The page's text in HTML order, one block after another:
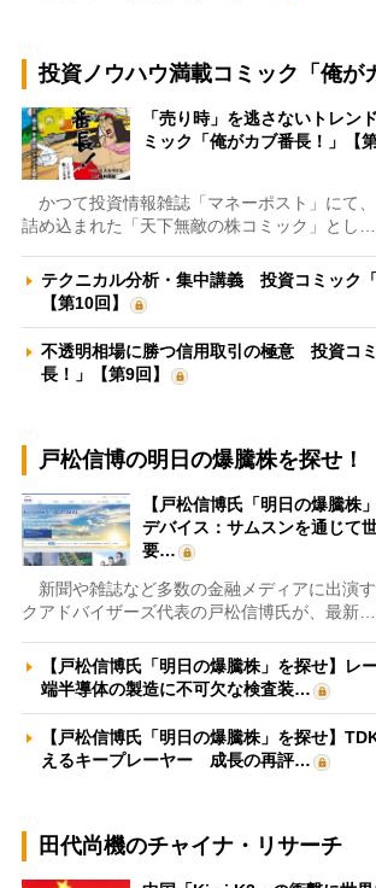
投資ノウハウ満載コミック「俺が
「売り時」を逃さないトレ
ミック「俺がカブ番長！」【第
かつて投資情報雑誌「マネーポスト」にて
詰め込まれた「天下無敵の株コミック」とし…
テクニカル分析・集中講義 投資コミック「
【第10回】
不透明相場に勝つ信用取引の極意 投資コ
長！」【第9回】
戸松信博の明日の爆騰株を探せ！
【戸松信博氏「明日の爆騰株
デバイス：サムスンを通じて
要…
新聞や雑誌など多数の金融メディアに出演
クアドバイザーズ代表の戸松信博氏が、最新…
【戸松信博氏「明日の爆騰株」を探せ】レ
端半導体の製造に不可欠な検査装…
【戸松信博氏「明日の爆騰株」を探せ】
えるキープレーヤー 成長の再評…
田代尚機のチャイナ・リサーチ